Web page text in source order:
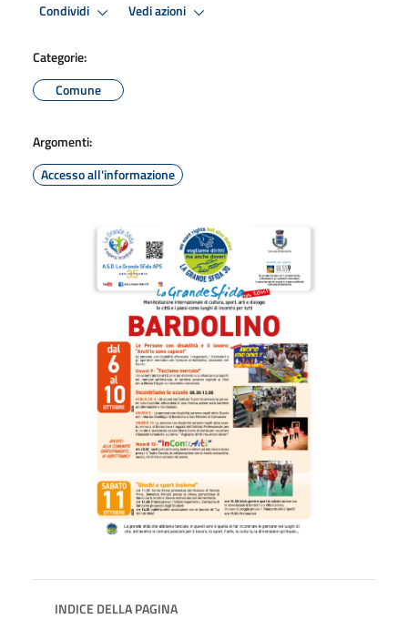
Condividi Vedi azioni
Categorie:
Comune
Argomenti:
Accesso all'informazione
INDICE DELLA PAGINA